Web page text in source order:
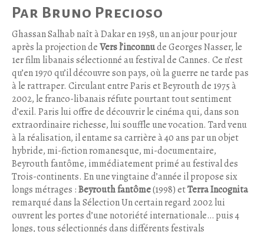
Par Bruno Precioso
Ghassan Salhab naît à Dakar en 1958, un an jour pour jour
après la projection deVers l’inconnude Georges Nasser, le
1er film libanais sélectionné au festival de Cannes. Ce n’est
qu’en 1970 qu’il découvre son pays, où la guerre ne tarde pas
à le rattraper. Circulant entre Paris et Beyrouth de 1975 à
2002, le franco-libanais réfute pourtant tout sentiment
d’exil. Paris lui offre de découvrir le cinéma qui, dans son
extraordinaire richesse, lui souffle une vocation. Tard venu
à la réalisation, il entame sa carrière à 40 ans par un objet
hybride, mi-fiction romanesque, mi-documentaire,
Beyrouth fantôme, immédiatement primé au festival des
Trois-continents. En une vingtaine d’année il propose six
longs métrages :Beyrouth fantôme(1998) etTerra Incognita
remarqué dans la Sélection Un certain regard 2002 lui
ouvrent les portes d’une notoriété internationale… puis 4
longs, tous sélectionnés dans différents festivals